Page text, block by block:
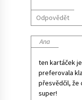
Odpovědět
Ana
ten kartáček
preferovala
přesvědčil, že
super!